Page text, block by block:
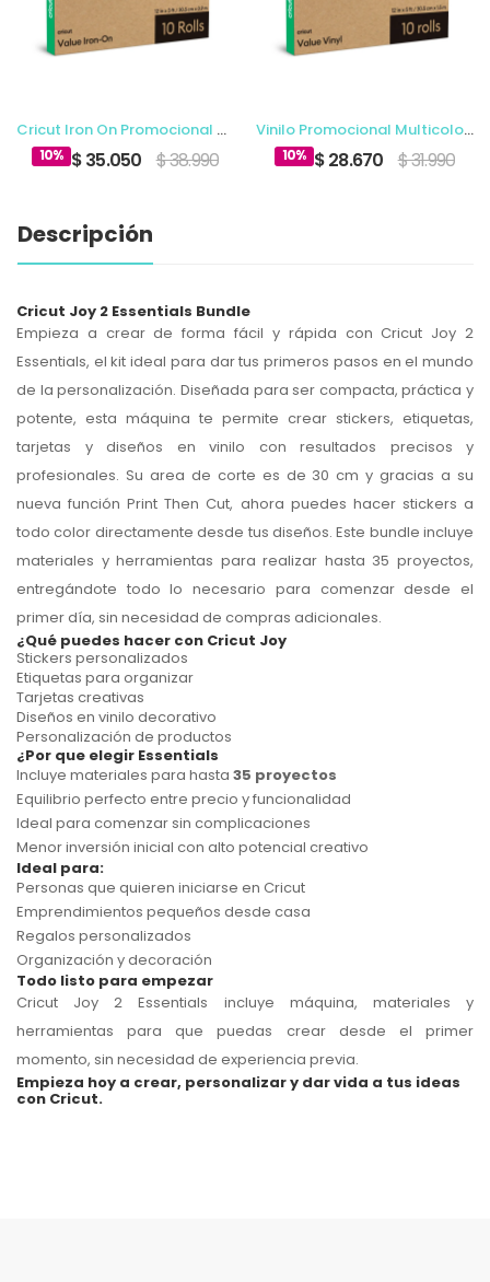
Cricut Iron On Promocional Multicolor 12 x 3 Ft (10)
10% $ 35.050 $ 38.990
Vinilo Promocional Multicolor 12 x 5 Ft (10)
10% $ 28.670 $ 31.990
Descripción
Cricut Joy 2 Essentials Bundle
Empieza a crear de forma fácil y rápida conCricut Joy 2
Essentials, el kit ideal para dar tus primeros pasos en el mundo
de la personalización. Diseñada para ser compacta, práctica y
potente, esta máquina te permite crear stickers, etiquetas,
tarjetas y diseños en vinilo con resultados precisos y
profesionales. Su area de corte es de 30 cm y gracias a su
nueva funciónPrint Then Cut, ahora puedes hacer stickers a
todo color directamente desde tus diseños. Este bundle incluye
materiales y herramientas para realizar hasta 35 proyectos,
entregándote todo lo necesario para comenzar desde el
primer día, sin necesidad de compras adicionales.
¿Qué puedes hacer con Cricut Joy
Stickers personalizados
Etiquetas para organizar
Tarjetas creativas
Diseños en vinilo decorativo
Personalización de productos
¿Por que elegir Essentials
Incluye materiales para hasta 35 proyectos
Equilibrio perfecto entre precio y funcionalidad
Ideal para comenzar sin complicaciones
Menor inversión inicial con alto potencial creativo
Ideal para:
Personas que quieren iniciarse en Cricut
Emprendimientos pequeños desde casa
Regalos personalizados
Organización y decoración
Todo listo para empezar
Cricut Joy 2 Essentials incluye máquina, materiales y
herramientas para que puedas crear desde el primer
momento, sin necesidad de experiencia previa.
Empieza hoy a crear, personalizar y dar vida a tus ideas
con Cricut.